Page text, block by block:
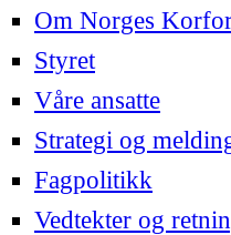
Om Norges
Styret
Våre ansatte
Strategi og
Fagpolitikk
Vedtekter og